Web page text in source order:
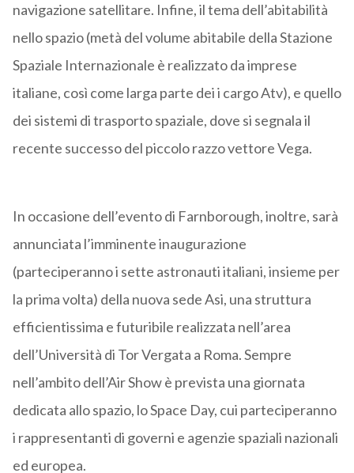
navigazione satellitare. Infine, il tema dell’abitabilità
nello spazio (metà del volume abitabile della Stazione
Spaziale Internazionale è realizzato da imprese
italiane, così come larga parte dei i cargo Atv), e quello
dei sistemi di trasporto spaziale, dove si segnala il
recente successo del piccolo razzo vettore Vega.
In occasione dell’evento di Farnborough, inoltre, sarà
annunciata l’imminente inaugurazione
(parteciperanno i sette astronauti italiani, insieme per
la prima volta) della nuova sede Asi, una struttura
efficientissima e futuribile realizzata nell’area
dell’Università di Tor Vergata a Roma. Sempre
nell’ambito dell’Air Show è prevista una giornata
dedicata allo spazio, lo Space Day, cui parteciperanno
i rappresentanti di governi e agenzie spaziali nazionali
ed europea.